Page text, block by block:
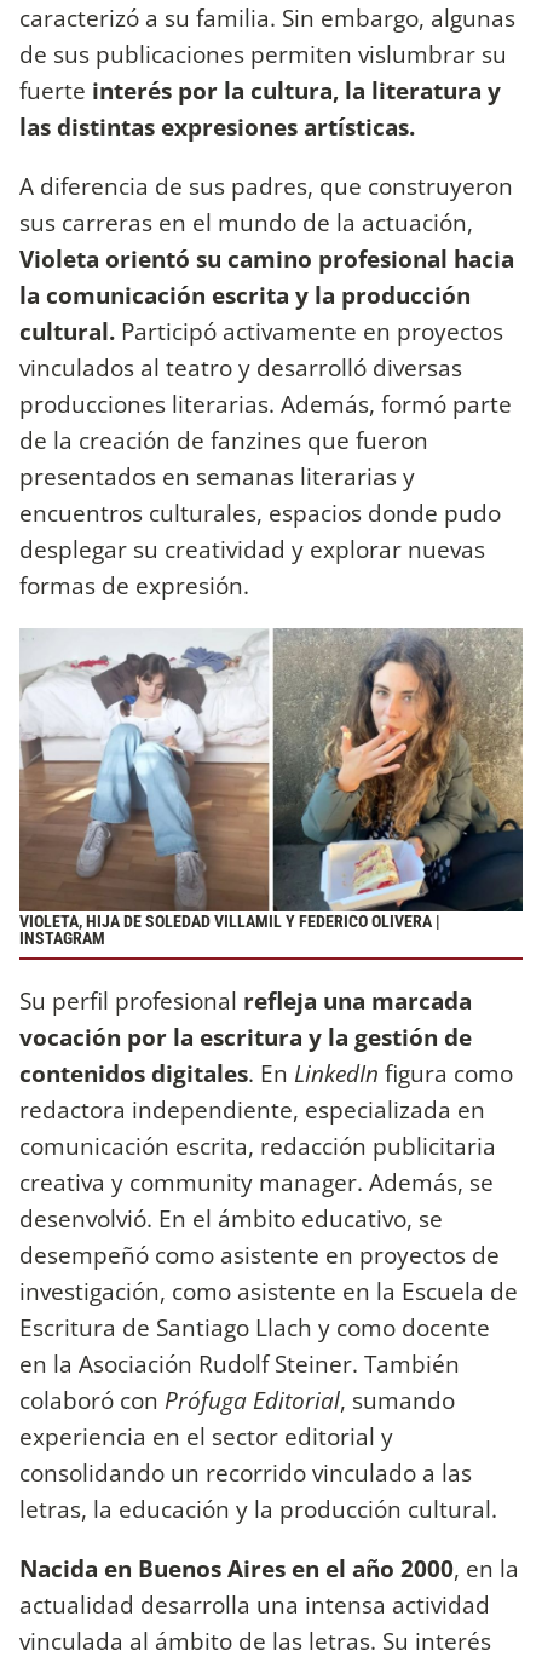
caracterizó a su familia. Sin embargo, algunas
de sus publicaciones permiten vislumbrar su
fuerte interés por la cultura, la literatura y
las distintas expresiones artísticas.
A diferencia de sus padres, que construyeron
sus carreras en el mundo de la actuación,
Violeta orientó su camino profesional hacia
la comunicación escrita y la producción
cultural. Participó activamente en proyectos
vinculados al teatro y desarrolló diversas
producciones literarias. Además, formó parte
de la creación de fanzines que fueron
presentados en semanas literarias y
encuentros culturales, espacios donde pudo
desplegar su creatividad y explorar nuevas
formas de expresión.
VIOLETA, HIJA DE SOLEDAD VILLAMIL Y FEDERICO OLIVERA |
INSTAGRAM
Su perfil profesional refleja una marcada
vocación por la escritura y la gestión de
contenidos digitales. En LinkedIn figura como
redactora independiente, especializada en
comunicación escrita, redacción publicitaria
creativa y community manager. Además, se
desenvolvió. En el ámbito educativo, se
desempeñó como asistente en proyectos de
investigación, como asistente en la Escuela de
Escritura de Santiago Llach y como docente
en la Asociación Rudolf Steiner. También
colaboró con Prófuga Editorial, sumando
experiencia en el sector editorial y
consolidando un recorrido vinculado a las
letras, la educación y la producción cultural.
Nacida en Buenos Aires en el año 2000, en la
actualidad desarrolla una intensa actividad
vinculada al ámbito de las letras. Su interés